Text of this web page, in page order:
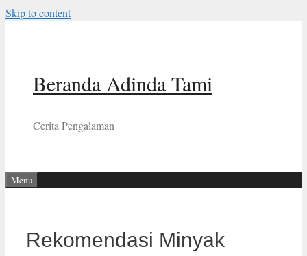
Skip to content
Beranda Adinda Tami
Cerita Pengalaman
Menu
Rekomendasi Minyak